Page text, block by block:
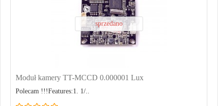
sprzedano
Moduł kamery TT-MCCD 0.000001 Lux
Polecam !!!Features:1. 1/..